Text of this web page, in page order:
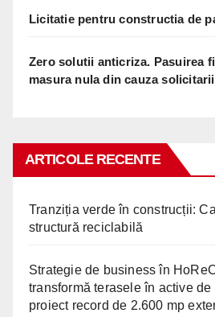
Licitatie pentru constructia de
Zero solutii anticriza. Pasuirea
masura nula din cauza
ARTICOLE RECENTE
Tranziția verde în construcții:
structură reciclabilă
Strategie de business în
transformă terasele în active de
proiect record de 2.600 mp